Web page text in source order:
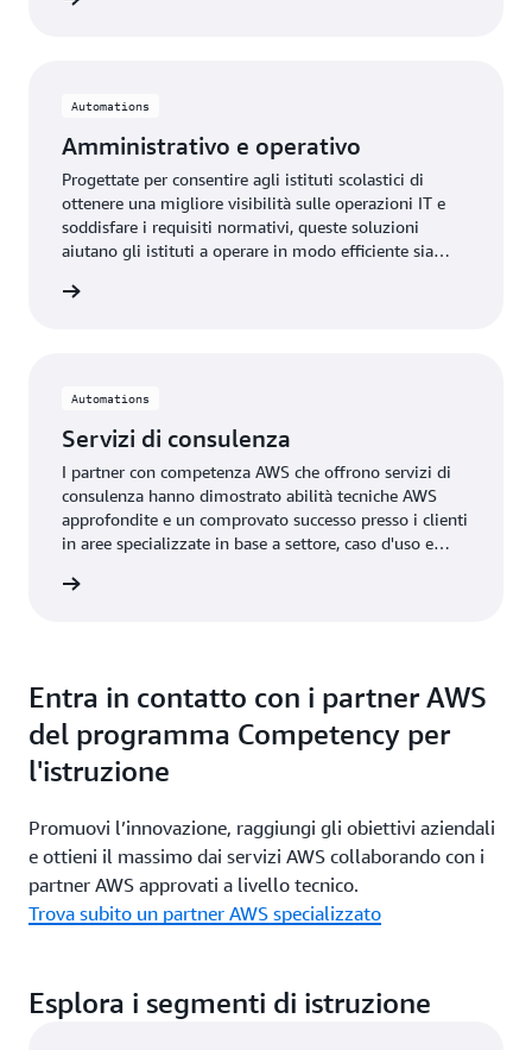
Automations
Amministrativo e operativo
Progettate per consentire agli istituti scolastici di
ottenere una migliore visibilità sulle operazioni IT e
soddisfare i requisiti normativi, queste soluzioni
aiutano gli istituti a operare in modo efficiente sia
Automations
Servizi di consulenza
I partner con competenza AWS che offrono servizi di
consulenza hanno dimostrato abilità tecniche AWS
approfondite e un comprovato successo presso i clienti
in aree specializzate in base a settore, caso d'uso e
Entra in contatto con i partner AWS
del programma Competency per
l'istruzione
Promuovi l’innovazione, raggiungi gli obiettivi aziendali
e ottieni il massimo dai servizi AWS collaborando con i
partner AWS approvati a livello tecnico.
Trova subito un partner AWS specializzato
Esplora i segmenti di istruzione